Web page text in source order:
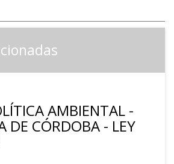
AMBIENTAL -
DE CÓRDOBA - LEY